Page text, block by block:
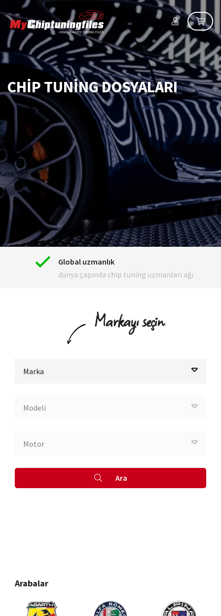
CHIP TUNING DOSYALARI
Global uzmanlık
dünya çapında chip tuning uzmanları ağı
Markayı seçin
Ara
Arabalar